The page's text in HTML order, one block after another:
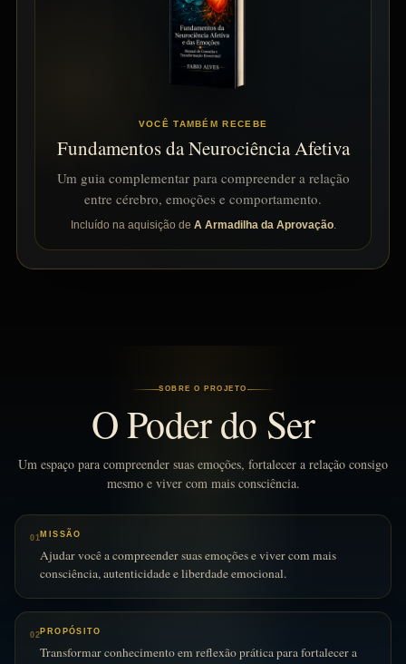
VOCÊ TAMBÉM RECEBE
Fundamentos da Neurociência Afetiva
Um guia complementar para compreender a relação
entre cérebro, emoções e comportamento.
Incluído na aquisição de A Armadilha da Aprovação.
SOBRE O PROJETO
O Poder do Ser
Um espaço para compreender suas emoções, fortalecer a relação consigo
mesmo e viver com mais consciência.
01MISSÃO
Ajudar você a compreender suas emoções e viver com mais
consciência, autenticidade e liberdade emocional.
02PROPÓSITO
Transformar conhecimento em reflexão prática para fortalecer a